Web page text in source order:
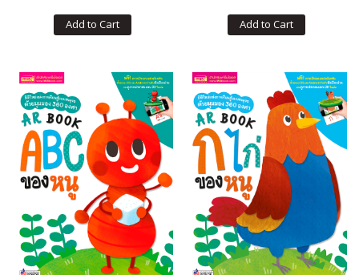
Add to Cart Add to Cart